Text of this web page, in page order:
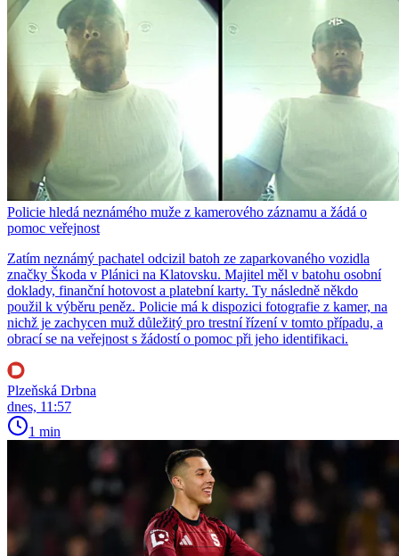
Policie hledá neznámého muže z kamerového záznamu a žádá o
pomoc veřejnost
Zatím neznámý pachatel odcizil batoh ze zaparkovaného vozidla
značky Škoda v Plánici na Klatovsku. Majitel měl v batohu osobní
doklady, finanční hotovost a platební karty. Ty následně někdo
použil k výběru peněz. Policie má k dispozici fotografie z kamer, na
nichž je zachycen muž důležitý pro trestní řízení v tomto případu, a
obrací se na veřejnost s žádostí o pomoc při jeho identifikaci.
Plzeňská Drbna
dnes, 11:57
1 min